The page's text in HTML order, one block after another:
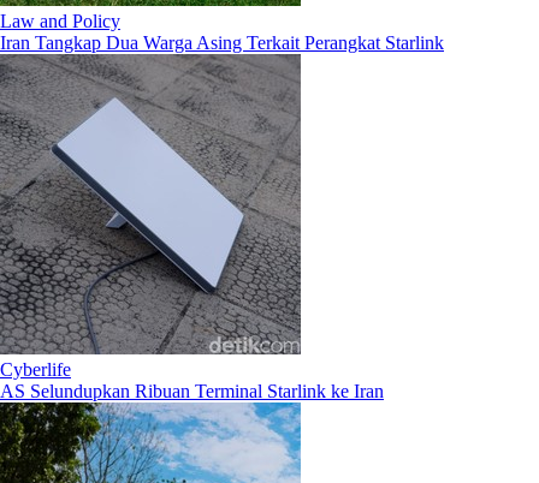
Law and Policy
Iran Tangkap Dua Warga Asing Terkait Perangkat Starlink
Cyberlife
AS Selundupkan Ribuan Terminal Starlink ke Iran